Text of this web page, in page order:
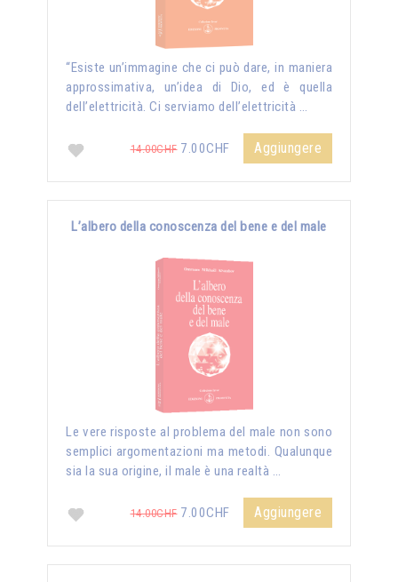
“Esiste un’immagine che ci può dare, in maniera
approssimativa, un’idea di Dio, ed è quella
dell’elettricità. Ci serviamo dell’elettricità …
14.00CHF7.00CHF Aggiungere
L’albero della conoscenza del bene e del male
Le vere risposte al problema del male non sono
semplici argomentazioni ma metodi. Qualunque
sia la sua origine, il male è una realtà …
14.00CHF7.00CHF Aggiungere